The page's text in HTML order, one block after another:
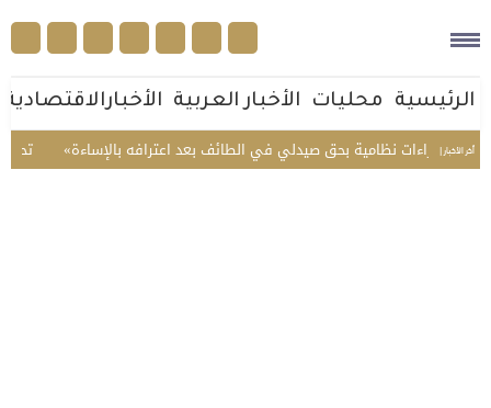
الرئيسية محليات الأخبار العربية الأخبارالاقتصادية
أخر الأخبار |إجراءات نظامية بحق صيدلي في الطائف بعد اعترافه بالإساءة